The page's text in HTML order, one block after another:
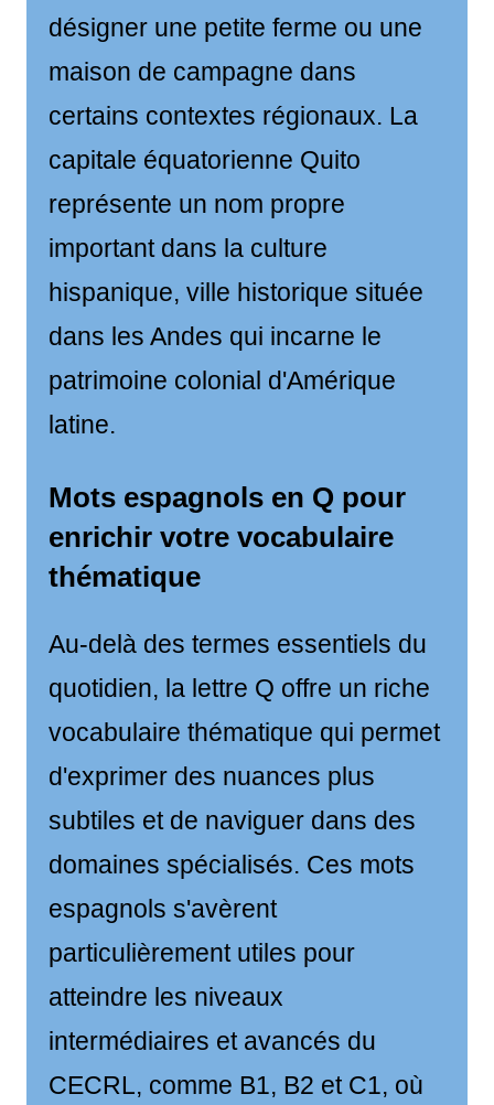
désigner une petite ferme ou une
maison de campagne dans
certains contextes régionaux. La
capitale équatorienne Quito
représente un nom propre
important dans la culture
hispanique, ville historique située
dans les Andes qui incarne le
patrimoine colonial d'Amérique
latine.
Mots espagnols en Q pour
enrichir votre vocabulaire
thématique
Au-delà des termes essentiels du
quotidien, la lettre Q offre un riche
vocabulaire thématique qui permet
d'exprimer des nuances plus
subtiles et de naviguer dans des
domaines spécialisés. Ces mots
espagnols s'avèrent
particulièrement utiles pour
atteindre les niveaux
intermédiaires et avancés du
CECRL, comme B1, B2 et C1, où